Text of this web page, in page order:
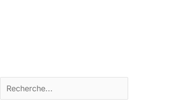
Rechercher